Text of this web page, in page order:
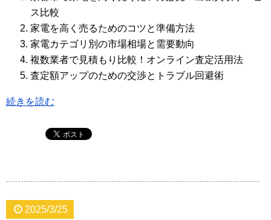
ス比較
家電を高く売るためのコツと準備方法
家電カテゴリ別の市場相場と需要動向
複数業者で見積もり比較！オンライン査定活用法
査定額アップのための交渉とトラブル回避術
続きを読む
2025/3/25